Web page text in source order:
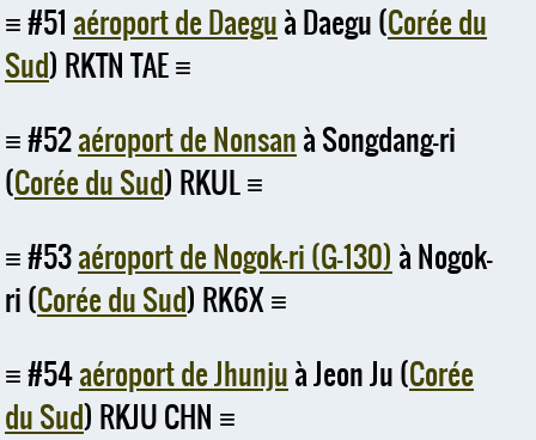
#51 aéroport de Daeguà Daegu (Corée du
Sud) RKTN TAE
#52aéroport de Nonsanà Songdang-ri
(Corée du Sud) RKUL
#53aéroport de Nogok-ri (G-130) à Nogok-
ri (Corée du Sud) RK6X
#54aéroport de Jhunjuà Jeon Ju (Corée
du Sud) RKJU CHN